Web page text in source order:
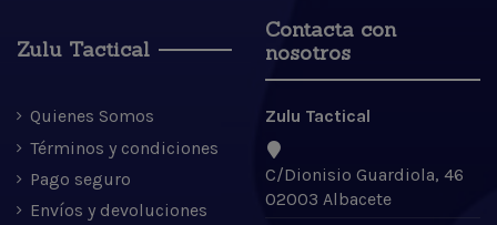
Zulu Tactical
Quienes Somos
Términos y condiciones
Pago seguro
Envíos y devoluciones
Contacta con
nosotros
Zulu Tactical
C/Dionisio Guardiola, 46
02003 Albacete